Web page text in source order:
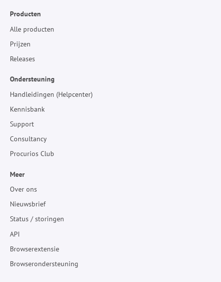
Producten
Alle producten
Prijzen
Releases
Ondersteuning
Handleidingen (Helpcenter)
Kennisbank
Support
Consultancy
Procurios Club
Meer
Over ons
Nieuwsbrief
Status / storingen
API
Browserextensie
Browserondersteuning